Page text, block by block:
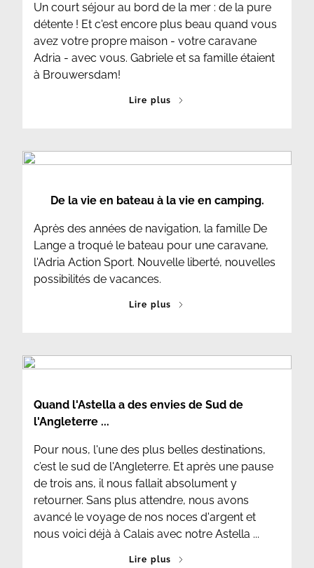
Un court séjour au bord de la mer : de la pure
détente ! Et c'est encore plus beau quand vous
avez votre propre maison - votre caravane
Adria - avec vous. Gabriele et sa famille étaient
à Brouwersdam!
Lire plus
De la vie en bateau à la vie en camping.
Après des années de navigation, la famille De
Lange a troqué le bateau pour une caravane,
l'Adria Action Sport. Nouvelle liberté, nouvelles
possibilités de vacances.
Lire plus
Quand l'Astella a des envies de Sud de
l'Angleterre ...
Pour nous, l'une des plus belles destinations,
c’est le sud de l'Angleterre. Et après une pause
de trois ans, il nous fallait absolument y
retourner. Sans plus attendre, nous avons
avancé le voyage de nos noces d'argent et
nous voici déjà à Calais avec notre Astella ...
Lire plus